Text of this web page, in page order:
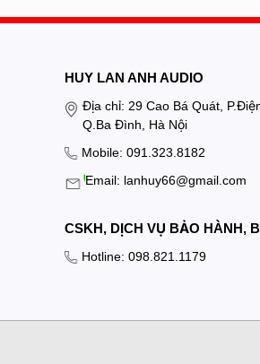
HUY LAN ANH AUDIO
Địa chỉ: 29 Cao Bá Quát,
Q.Ba Đình, Hà Nội
Mobile: 091.323.8182
Email: lanhuy66@gmail.com
CSKH, DỊCH VỤ BẢO HÀNH,
Hotline: 098.821.1179